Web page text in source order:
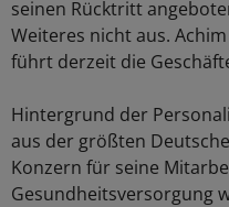
seinen Rücktritt
Weiteres nicht aus.
führt derzeit die
Hintergrund der
aus der größten
Konzern für seine
Gesundheitsversorgung